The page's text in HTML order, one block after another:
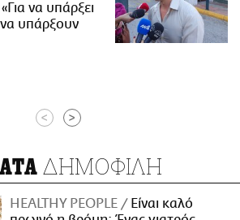
να υπάρξει
υπάρξουν
< >
ΔΗΜΟΦΙΛΗ
HEALTHY PEOPLE
Είναι καλό